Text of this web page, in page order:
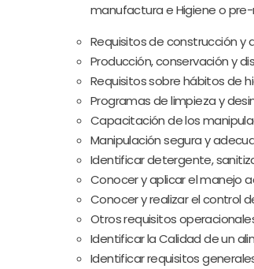
manufactura e Higiene o
Requisitos de construcción y
Producción, conservación y
Requisitos sobre hábitos de
Programas de limpieza y
Capacitación de los
Manipulación segura y
Identificar detergente,
Conocer y aplicar el manejo
Conocer y realizar el control
Otros requisitos
Identificar la Calidad de un
Identificar requisitos